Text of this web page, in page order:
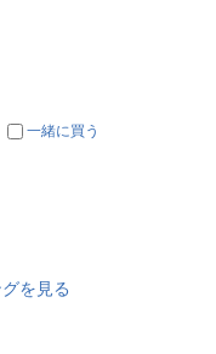
一緒に買う
を見る